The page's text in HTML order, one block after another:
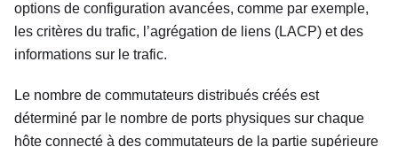
options de configuration avancées, comme par exemple,
les critères du trafic, l’agrégation de liens (LACP) et des
informations sur le trafic.
Le nombre de commutateurs distribués créés est
déterminé par le nombre de ports physiques sur chaque
hôte connecté à des commutateurs de la partie supérieure